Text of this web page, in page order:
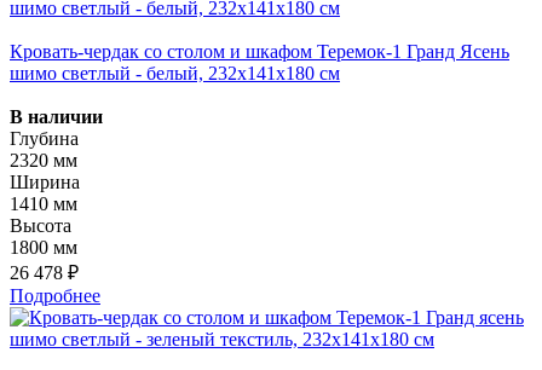
Кровать-чердак со столом и шкафом Теремок-1 Гранд Ясень
шимо светлый - белый, 232х141х180 см
В наличии
Глубина
2320 мм
Ширина
1410 мм
Высота
1800 мм
26 478 ₽
Подробнее